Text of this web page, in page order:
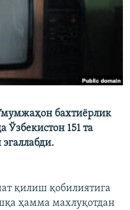
бахтиёрлик
Ўзбекистон 151 та
қилиш қобилиятига
ҳамма махлуқотдан